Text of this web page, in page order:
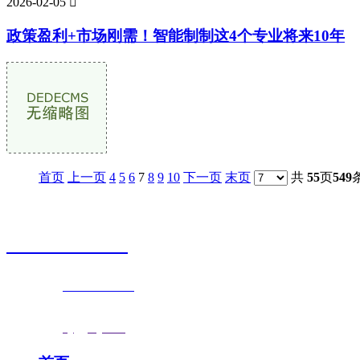
政策盈利+市场刚需！智能制制这4个专业将来10年
首页 上一页 4 5 6 7 8 9 10 下一页 末页 共 55页549